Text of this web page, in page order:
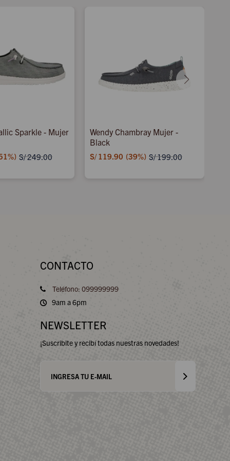
Sparkle - Mujer
S/249.00
Wendy Chambray Mujer -
Black
S/ 119.90 39 S/199.00
CONTACTO
Teléfono: 099999999
9am a 6pm
NEWSLETTER
¡Suscribite y recibí todas nuestras novedades!